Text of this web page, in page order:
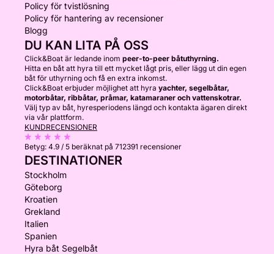
Policy för tvistlösning
Policy för hantering av recensioner
Blogg
DU KAN LITA PÅ OSS
Click&Boat är ledande inom peer-to-peer båtuthyrning.
Hitta en båt att hyra till ett mycket lågt pris, eller lägg ut din egen
båt för uthyrning och få en extra inkomst.
Click&Boat erbjuder möjlighet att hyra yachter, segelbåtar,
motorbåtar, ribbåtar, pråmar, katamaraner och vattenskotrar.
Välj typ av båt, hyresperiodens längd och kontakta ägaren direkt
via vår plattform.
KUNDRECENSIONER
Betyg: 4.9 / 5 beräknat på 712391 recensioner
DESTINATIONER
Stockholm
Göteborg
Kroatien
Grekland
Italien
Spanien
Hyra båt Segelbåt